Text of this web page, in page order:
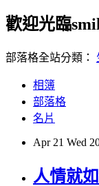
歡迎光臨
部落格全站分類：
相簿
部落格
名片
Apr 21 Wed
人情就